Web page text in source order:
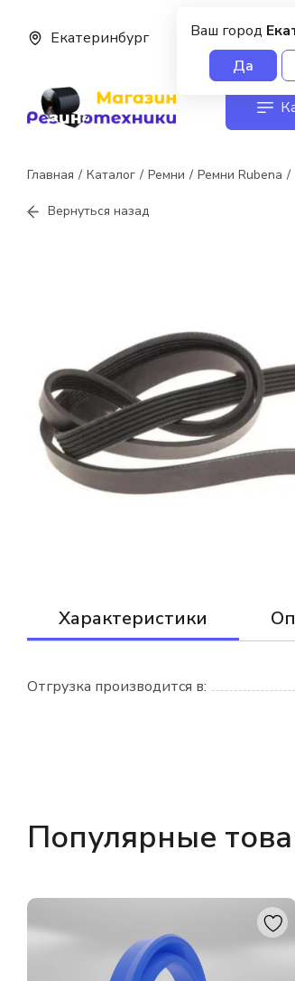
Ваш город
Да
Екатеринбург
Главная Каталог Ремни Ремни Rubena
Вернуться назад
Характеристики
Отгрузка производится в:
Популярные